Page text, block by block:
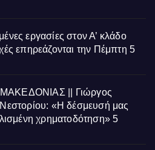
εργασίες στον Α’ κλάδο
επηρεάζονται την Πέμπτη 5
|| Γιώργος
«Η δέσμευσή μας
χρηματοδότηση» 5